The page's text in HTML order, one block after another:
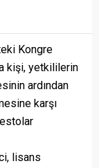
Kongre
kişi, yetkililerin
ardından
karşı
lisans